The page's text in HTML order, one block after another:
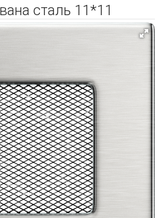
сталь 11*11